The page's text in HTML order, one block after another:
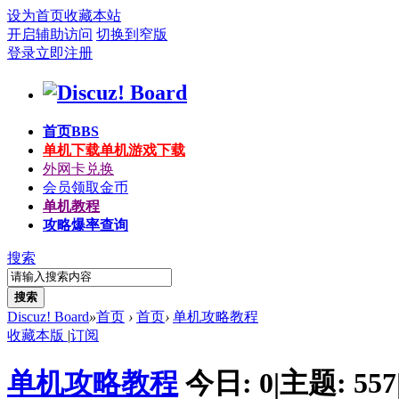
设为首页收藏本站
开启辅助访问 切换到窄版
登录立即注册
首页BBS
单机下载单机游戏下载
外网卡兑换
会员领取金币
单机教程
攻略爆率查询
搜索
搜索
Discuz! Board»首页 › 首页› 单机攻略教程
收藏本版 |订阅
单机攻略教程 今日: 0|主题: 557